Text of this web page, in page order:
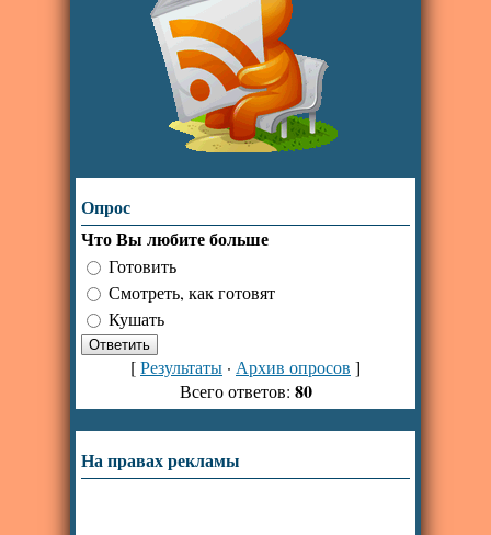
Опрос
Что Вы любите больше
Готовить
Смотреть, как готовят
Кушать
[Результаты · Архив опросов ]
Всего ответов: 80
На правах рекламы